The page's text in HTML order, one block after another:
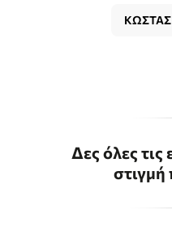
Δες όλες τις
στιγμή